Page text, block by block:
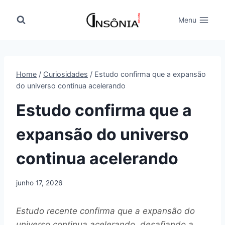
para
Menu
Home / Curiosidades / Estudo confirma que a expansão
do universo continua acelerando
Estudo confirma que a
expansão do universo
continua acelerando
junho 17, 2026
Estudo recente confirma que a expansão do